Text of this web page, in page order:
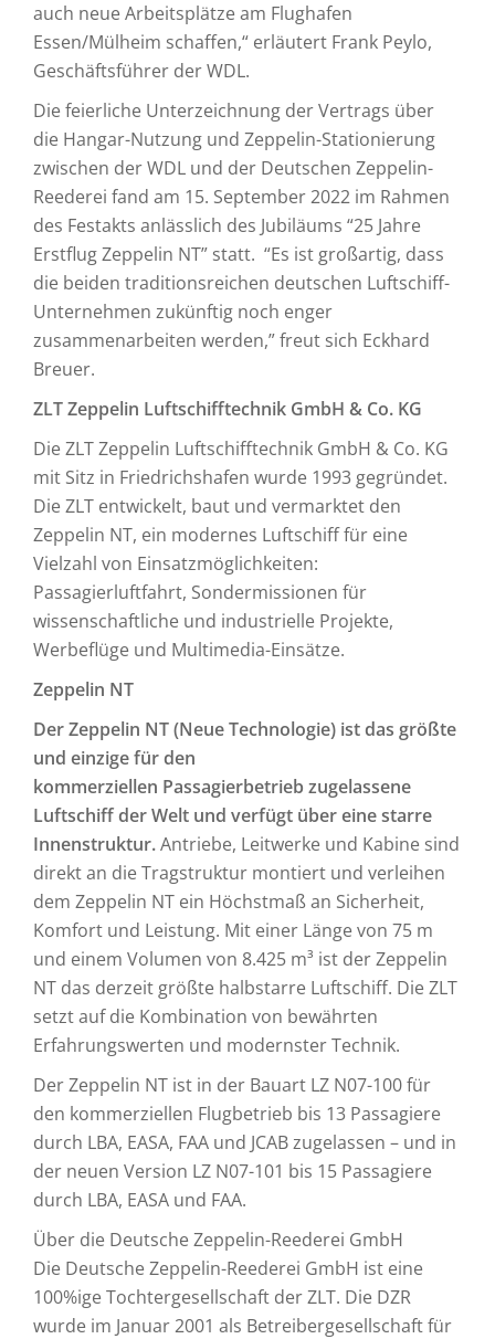
auch neue Arbeitsplätze am Flughafen
Essen/Mülheim schaffen,“ erläutert Frank Peylo,
Geschäftsführer der WDL.
Die feierliche Unterzeichnung der Vertrags über
die Hangar-Nutzung und Zeppelin-Stationierung
zwischen der WDL und der Deutschen Zeppelin-
Reederei fand am 15. September 2022 im Rahmen
des Festakts anlässlich des Jubiläums “25 Jahre
Erstflug Zeppelin NT” statt. “Es ist großartig, dass
die beiden traditionsreichen deutschen Luftschiff-
Unternehmen zukünftig noch enger
zusammenarbeiten werden,” freut sich Eckhard
Breuer.
ZLT Zeppelin Luftschifftechnik GmbH & Co. KG
Die ZLT Zeppelin Luftschifftechnik GmbH & Co. KG
mit Sitz in Friedrichshafen wurde 1993 gegründet.
Die ZLT entwickelt, baut und vermarktet den
Zeppelin NT, ein modernes Luftschiff für eine
Vielzahl von Einsatzmöglichkeiten:
Passagierluftfahrt, Sondermissionen für
wissenschaftliche und industrielle Projekte,
Werbeflüge und Multimedia-Einsätze.
Zeppelin NT
Der Zeppelin NT (Neue Technologie) ist das größte
und einzige für den
kommerziellen Passagierbetrieb zugelassene
Luftschiff der Welt und verfügt über eine starre
Innenstruktur.Antriebe, Leitwerke und Kabine sind
direkt an die Tragstruktur montiert und verleihen
dem Zeppelin NT ein Höchstmaß an Sicherheit,
Komfort und Leistung. Mit einer Länge von 75 m
und einem Volumen von 8.425 m³ ist der Zeppelin
NT das derzeit größte halbstarre Luftschiff. Die ZLT
setzt auf die Kombination von bewährten
Erfahrungswerten und modernster Technik.
Der Zeppelin NT ist in der Bauart LZ N07-100 für
den kommerziellen Flugbetrieb bis 13 Passagiere
durch LBA, EASA, FAA und JCAB zugelassen – und in
der neuen Version LZ N07-101 bis 15 Passagiere
durch LBA, EASA und FAA.
Über die Deutsche Zeppelin-Reederei GmbH
Die Deutsche Zeppelin-Reederei GmbH ist eine
100%ige Tochtergesellschaft der ZLT. Die DZR
wurde im Januar 2001 als Betreibergesellschaft für